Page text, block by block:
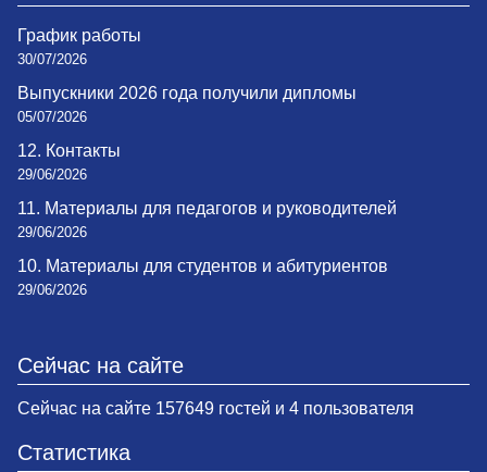
График работы
30/07/2026
Выпускники 2026 года получили дипломы
05/07/2026
12. Контакты
29/06/2026
11. Материалы для педагогов и руководителей
29/06/2026
10. Материалы для студентов и абитуриентов
29/06/2026
Сейчас на сайте
Сейчас на сайте 157649 гостей и 4 пользователя
Статистика